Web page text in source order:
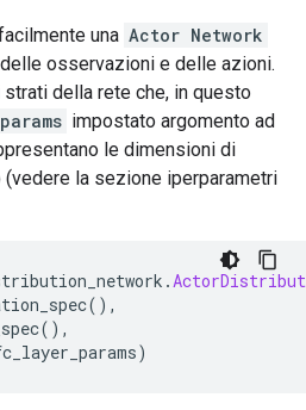
una Actor Network
osservazioni e delle azioni.
della rete che, in questo
impostato argomento ad
le dimensioni di
la sezione iperparametri
.
(),
(),
)